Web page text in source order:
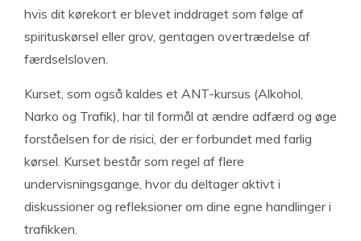
hvis dit kørekort er blevet inddraget som følge af
spirituskørsel eller grov, gentagen overtrædelse af
færdselsloven.
Kurset, som også kaldes et ANT-kursus (Alkohol,
Narko og Trafik), har til formål at ændre adfærd og øge
forståelsen for de risici, der er forbundet med farlig
kørsel. Kurset består som regel af flere
undervisningsgange, hvor du deltager aktivt i
diskussioner og refleksioner om dine egne handlinger i
trafikken.